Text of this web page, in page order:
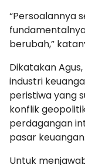
“Persoalannya
berubah,”
Dikatakan
industri
peristiwa yang
konflik
perdagangan
pasar keuangan.
Untuk